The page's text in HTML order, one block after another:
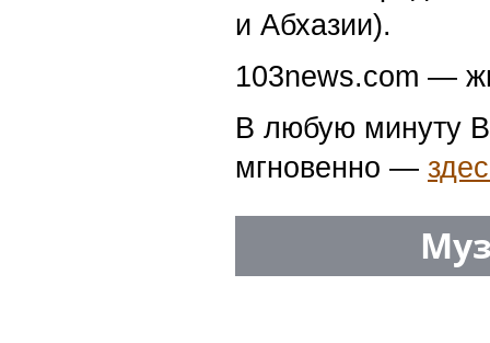
и Абхазии).
103news.com —
В любую минуту
мгновенно —